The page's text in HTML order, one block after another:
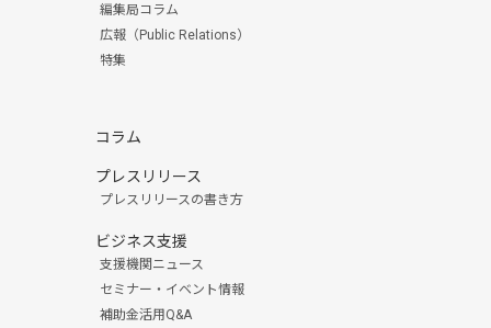
編集局コラム
広報（Public Relations）
特集
コラム
プレスリリース
プレスリリースの書き方
ビジネス支援
支援機関ニュース
セミナー・イベント情報
補助金活用Q&A